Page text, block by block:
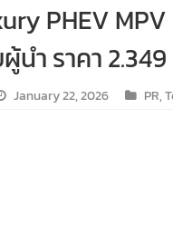
พิเศษ FORD RANGER
ทางเชียงใหม่-เชียงรายกั
4×4” ไปร่วมกันสร้
PHEV
นำ ราคา
January 22, 2026 PR,